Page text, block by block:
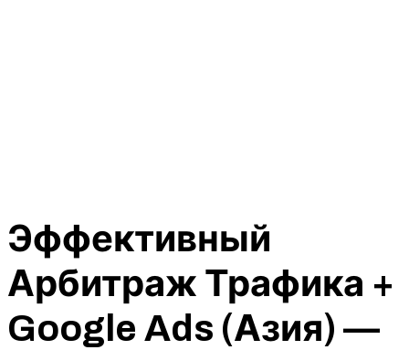
Эффективный
Арбитраж Трафика +
Google Ads (Азия) —